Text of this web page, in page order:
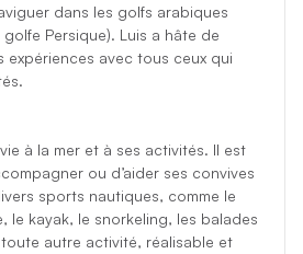
dans les golfs arabiques
golfe Persique). Luis a hâte de
expériences avec tous ceux qui
à la mer et à ses activités. Il est
ou d’aider ses convives
sports nautiques, comme le
le kayak, le snorkeling, les balades
autre activité, réalisable et